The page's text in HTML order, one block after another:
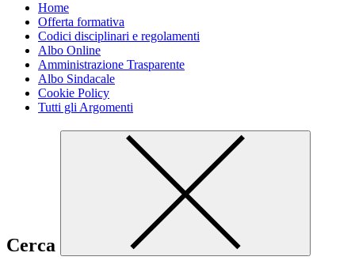
Home
Offerta formativa
Codici disciplinari e regolamenti
Albo Online
Amministrazione Trasparente
Albo Sindacale
Cookie Policy
Tutti gli Argomenti
Cerca